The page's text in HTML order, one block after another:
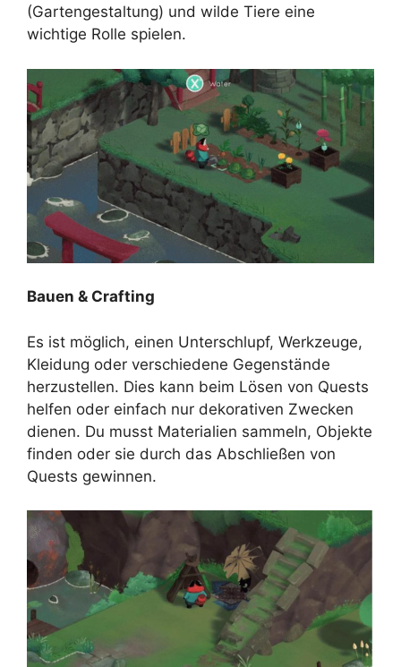
(Gartengestaltung) und wilde Tiere eine
wichtige Rolle spielen.
Bauen & Crafting
Es ist möglich, einen Unterschlupf, Werkzeuge,
Kleidung oder verschiedene Gegenstände
herzustellen. Dies kann beim Lösen von Quests
helfen oder einfach nur dekorativen Zwecken
dienen. Du musst Materialien sammeln, Objekte
finden oder sie durch das Abschließen von
Quests gewinnen.